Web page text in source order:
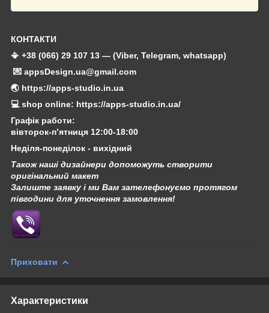
КОНТАКТИ
📳 +38 (066) 29 107 13 — (Viber, Telegram, whatsapp)
💌 appsDesign.ua@gmail.com
🌏 https://apps-studio.in.ua
💻 shop online: https://apps-studio.in.ua/
Графік работи:
вівторок-п’ятниця 12:00-18:00
Неділя-понеділок - вихідний
Також наші дизайнери допоможуть створити
оригінальний макет
Залиште заявку і ми Вам зателефонуємо протягом
півгодини для уточнення замовлення!
Приховати
Характеристики